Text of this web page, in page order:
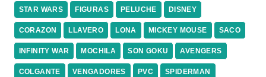
STAR WARS FIGURAS PELUCHE DISNEY
CORAZON LLAVERO LONA MICKEY MOUSE SACO
INFINITY WAR MOCHILA SON GOKU AVENGERS
COLGANTE VENGADORES PVC SPIDERMAN